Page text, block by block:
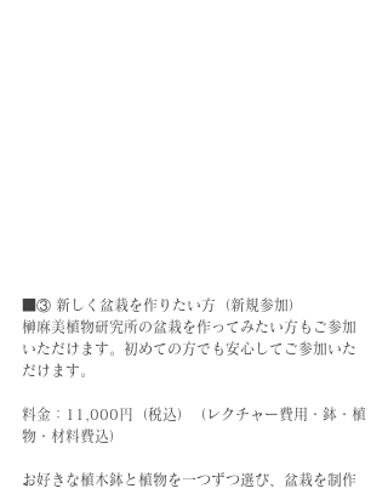
■③ 新しく盆栽を作りたい方（新規参加）
榊麻美植物研究所の盆栽を作ってみたい方もご参加
いただけます。初めての方でも安心してご参加いた
だけます。
料金：11,000円（税込）（レクチャー費用・鉢・植
物・材料費込）
お好きな植木鉢と植物を一つずつ選び、盆栽を制作